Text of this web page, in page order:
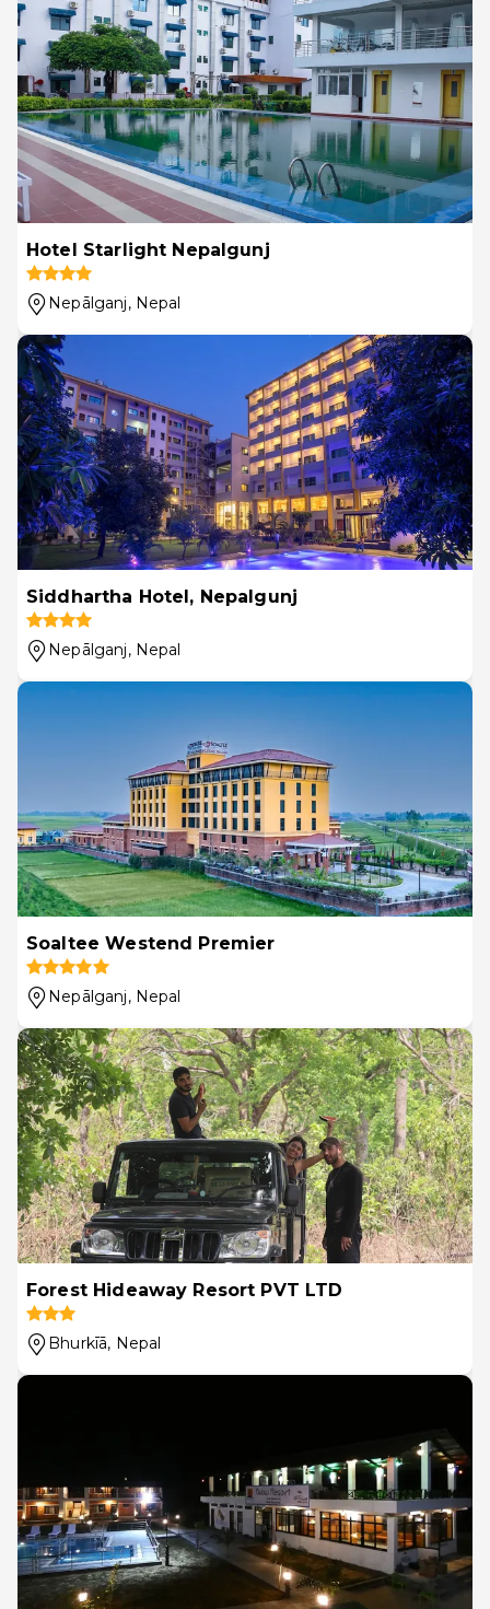
Hotel Starlight Nepalgunj
Nepālganj, Nepal
Siddhartha Hotel, Nepalgunj
Nepālganj, Nepal
Soaltee Westend Premier
Nepālganj, Nepal
Forest Hideaway Resort PVT LTD
Bhurkīā, Nepal